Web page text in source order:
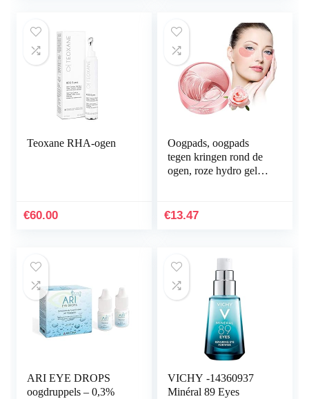
Teoxane RHA-ogen
€60.00
Oogpads, oogpads
tegen kringen rond de
ogen, roze hydro gel
collageen oogpads
€13.47
ARI EYE DROPS
oogdruppels – 0,3%
VICHY -14360937
Minéral 89 Eyes